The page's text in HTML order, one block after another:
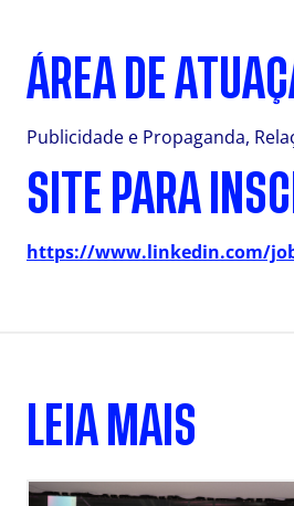
ÁREA DE
Publicidade e Propaganda,
SITE PARA
https://www.linkedin.com/
LEIA MAIS